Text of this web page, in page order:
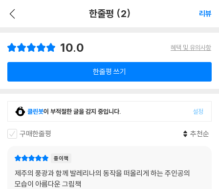
한줄평 (2) 리뷰
10.0 혜택 및 유의사항
한줄평 쓰기
클린봇이 부적절한 글을 감지 중입니다. 설정
구매한줄평 추천순
종이책
제주의 풍광과 함께 발레리나의 동작을 떠올리게 하는 주인공의
모습이 아름다운 그림책